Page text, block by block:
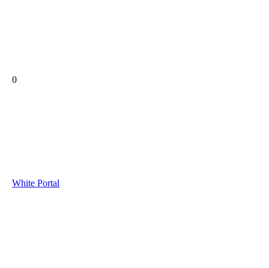
0
White Portal